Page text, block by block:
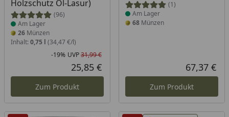
Holzschutz Öl-Lasur)
(96)
Am Lager
26 Münzen
Inhalt: 0,75 l (34,47 €/l)
Rabatt in Prozent
-19%
Ursprünglicher Preis
UVP31,99 €
Aktueller Preis
25,85 €
Zum Produkt
(1)
Am Lager
68Münzen
67,37 €
Zum Produkt